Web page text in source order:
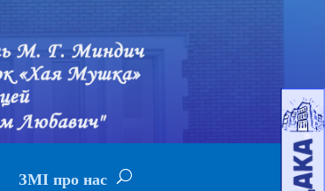
ЗМІ про нас